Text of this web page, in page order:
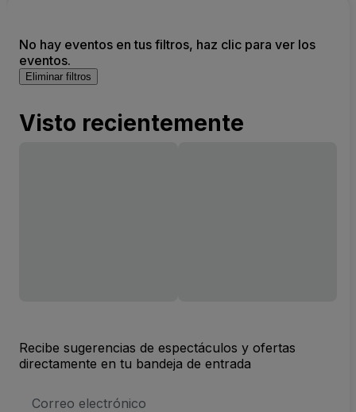
No hay eventos en tus filtros, haz clic para ver los
eventos.
Eliminar filtros
Visto recientemente
Recibe sugerencias de espectáculos y ofertas
directamente en tu bandeja de entrada
de